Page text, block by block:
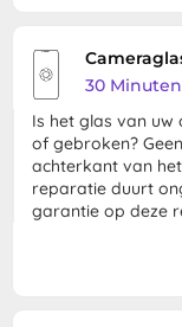
30 Minuten
Is het glas van
of gebroken?
achterkant van
reparatie duurt
garantie op deze